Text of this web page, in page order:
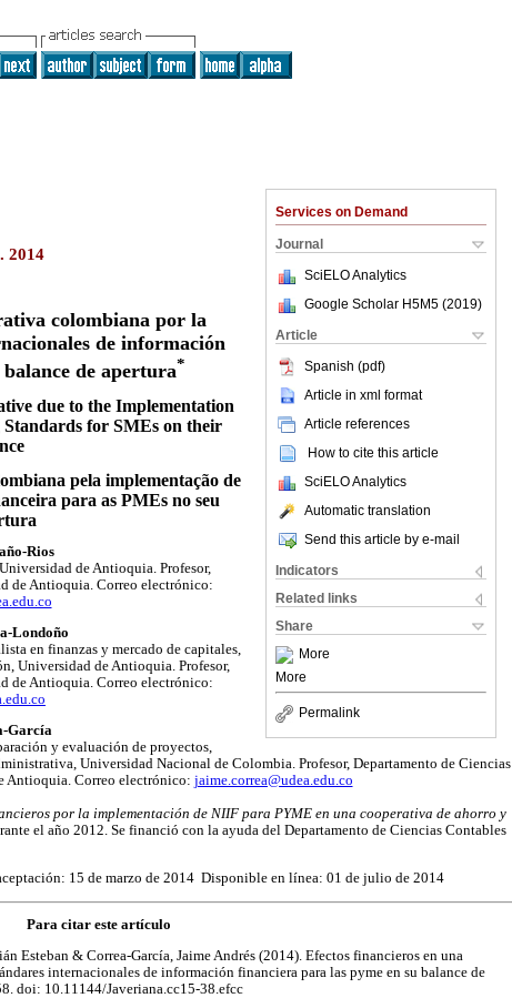
Services on Demand
Journal
SciELO Analytics
Google Scholar H5M5 (2019)
Article
Spanish (pdf)
Article in xml format
Article references
How to cite this article
SciELO Analytics
Automatic translation
Send this article by e-mail
Indicators
Related links
Share
More
More
Permalink
2014
colombiana por la
de información
de apertura*
due to the Implementation
for SMEs on their
pela implementação de
para as PMEs no seu
Rios
de Antioquia. Profesor,
de Antioquia. Correo electrónico:
Londoño
en finanzas y mercado de capitales,
Universidad de Antioquia. Profesor,
de Antioquia. Correo electrónico:
García
y evaluación de proyectos,
Universidad Nacional de Colombia. Profesor, Departamento de Ciencias
Antioquia. Correo electrónico: jaime.correa@udea.edu.co
por la implementación de NIIF para PYME en una cooperativa de ahorro y
el año 2012. Se financió con la ayuda del Departamento de Ciencias Contables
15 de marzo de 2014 Disponible en línea: 01 de julio de 2014
Para citar este artículo
Esteban & Correa-García, Jaime Andrés (2014). Efectos financieros en una
internacionales de información financiera para las pyme en su balance de
doi: 10.11144/Javeriana.cc15-38.efcc